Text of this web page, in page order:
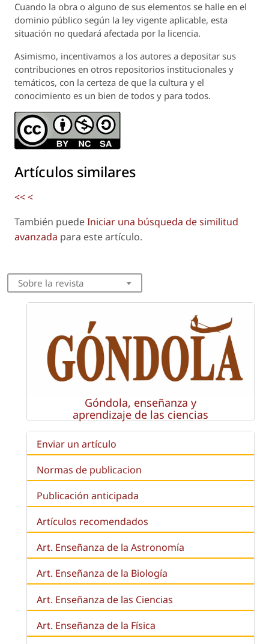
Cuando la obra o alguno de sus elementos se halle en el
dominio público según la ley vigente aplicable, esta
situación no quedará afectada por la licencia.
Asimismo, incentivamos a los autores a depositar sus
contribuciones en otros repositorios institucionales y
temáticos, con la certeza de que la cultura y el
conocimiento es un bien de todos y para todos.
Artículos similares
<<<
También puedeIniciar una búsqueda de similitud
avanzada para este artículo.
Sobre la revista
Góndola, enseñanza y
aprendizaje de las ciencias
Enviar un artículo
Normas de publicacion
Publicación anticipada
Artículos recomendados
Art. Enseñanza de la Astronomía
Art. Enseñanza de la Biología
Art. Enseñanza de las Ciencias
Art. Enseñanza de la Física